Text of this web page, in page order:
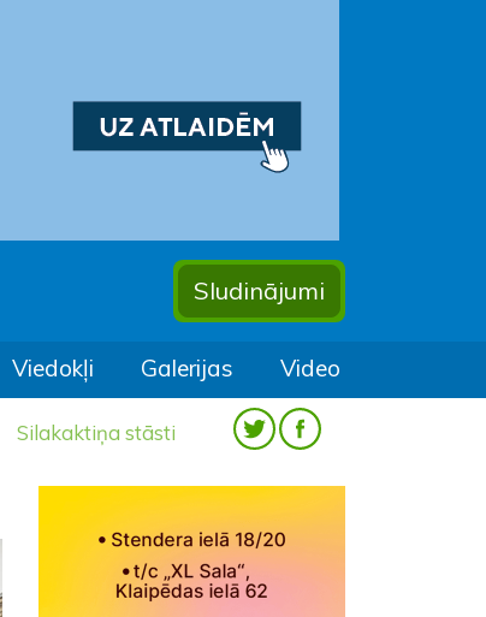
Sludinājumi
Viedokļi Galerijas Video
Silakaktiņa stāsti